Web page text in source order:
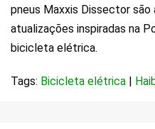
pneus Maxxis Dissector são
atualizações inspiradas na
bicicleta elétrica.
Tags: Bicicleta elétrica